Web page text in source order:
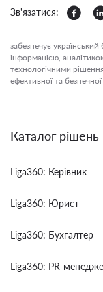
Зв'язатися:
забезпечує український
інформацією,
технологічними
ефективної та
Каталог рішень
Liga360: Керівник
Liga360: Юрист
Liga360: Бухгалтер
Liga360: PR-